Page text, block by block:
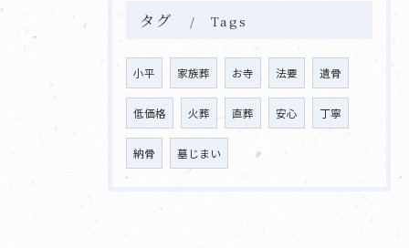
タグ Tags
小平 家族葬 お寺 法要 遺骨
低価格 火葬 直葬 安心 丁寧
納骨 墓じまい